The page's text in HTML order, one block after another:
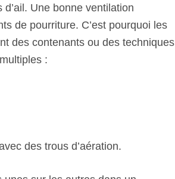
Une bonne ventilation
de pourriture. C’est pourquoi les
des contenants ou des techniques
:
des trous d’aération.